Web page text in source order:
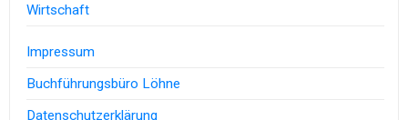
Wirtschaft
Impressum
Buchführungsbüro Löhne
Datenschutzerklärung